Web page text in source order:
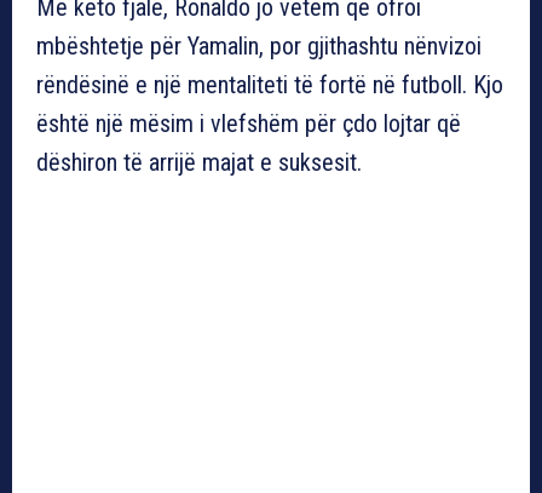
Me këto fjalë, Ronaldo jo vetëm që ofroi
mbështetje për Yamalin, por gjithashtu nënvizoi
rëndësinë e një mentaliteti të fortë në futboll. Kjo
është një mësim i vlefshëm për çdo lojtar që
dëshiron të arrijë majat e suksesit.